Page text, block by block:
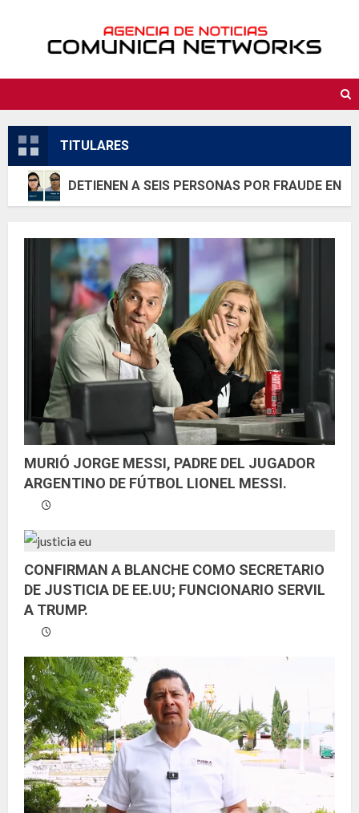
contenido
TITULARES
DETIENEN A SEIS PERSONAS POR FRAUDE EN
MURIÓ JORGE MESSI, PADRE DEL JUGADOR
ARGENTINO DE FÚTBOL LIONEL MESSI.
CONFIRMAN A BLANCHE COMO SECRETARIO
DE JUSTICIA DE EE.UU; FUNCIONARIO SERVIL
A TRUMP.